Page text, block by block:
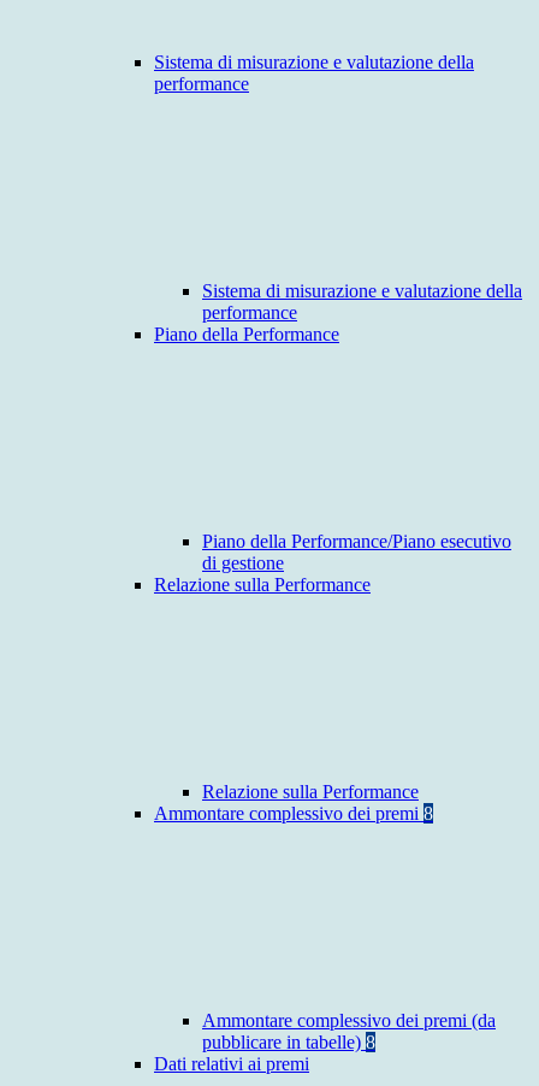
Sistema di misurazione e valutazione della
performance
Sistema di misurazione e valutazione della
performance
Piano della Performance
Piano della Performance/Piano esecutivo
di gestione
Relazione sulla Performance
Relazione sulla Performance
Ammontare complessivo dei premi 8
Ammontare complessivo dei premi (da
pubblicare in tabelle) 8
Dati relativi ai premi